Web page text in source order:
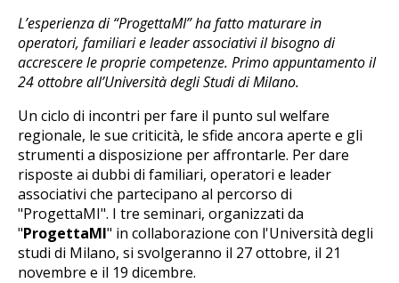
L’esperienza di “ProgettaMI” ha fatto maturare in
operatori, familiari e leader associativi il bisogno di
accrescere le proprie competenze. Primo appuntamento il
24 ottobre all’Università degli Studi di Milano.
Un ciclo di incontri per fare il punto sul welfare
regionale, le sue criticità, le sfide ancora aperte e gli
strumenti a disposizione per affrontarle. Per dare
risposte ai dubbi di familiari, operatori e leader
associativi che partecipano al percorso di
"ProgettaMI". I tre seminari, organizzati da
"ProgettaMI" in collaborazione con l'Università degli
studi di Milano, si svolgeranno il 27 ottobre, il 21
novembre e il 19 dicembre.